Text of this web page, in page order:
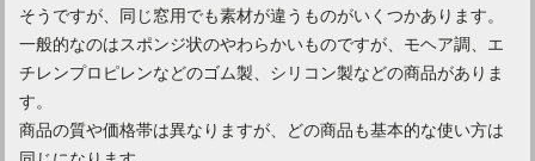
テーブルの天板を選ぼう！DIYにはどの木材がおすすめ？
そうですが、同じ窓用でも素材が違うものがいくつかあります。
一般的なのはスポンジ状のやわらかいものですが、モヘア調、エ
チレンプロピレンなどのゴム製、シリコン製などの商品がありま
す。
商品の質や価格帯は異なりますが、どの商品も基本的な使い方は